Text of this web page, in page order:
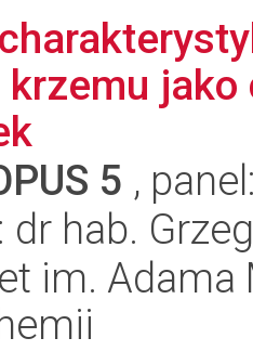
5 ,
dr hab.
im.